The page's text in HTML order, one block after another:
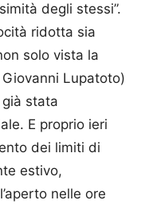
degli stessi”.
ridotta sia
solo vista la
Lupatoto)
già stata
E proprio ieri
dei limiti di
estivo,
nelle ore